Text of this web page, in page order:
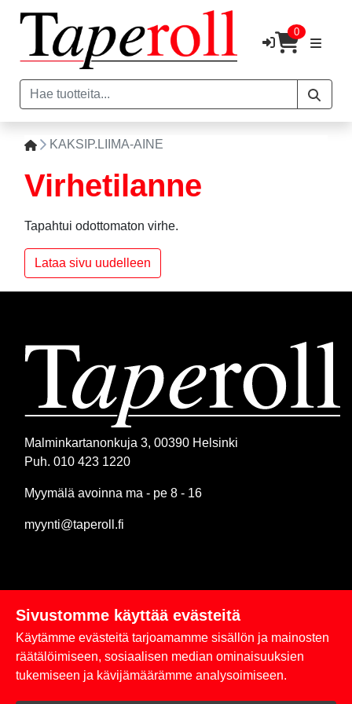
0
KAKSIP.LIIMA-AINE
Virhetilanne
Tapahtui odottomaton virhe.
Lataa sivu uudelleen
Malminkartanonkuja 3, 00390 Helsinki
Puh. 010 423 1220
Myymälä avoinna ma - pe 8 - 16
myynti@taperoll.fi
Linkit
Rekisteriseloste
Sivustomme käyttää evästeitä
Käytämme evästeitä tarjoamamme sisällön ja mainosten
räätälöimiseen, sosiaalisen median ominaisuuksien
tukemiseen ja kävijämäärämme analysoimiseen.